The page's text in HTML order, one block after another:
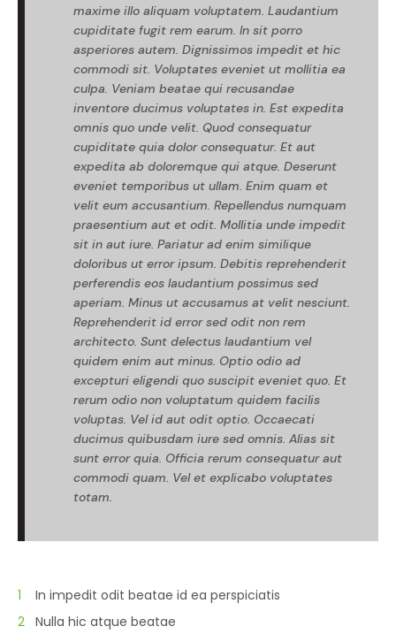
maxime illo aliquam voluptatem. Laudantium
cupiditate fugit rem earum. In sit porro
asperiores autem. Dignissimos impedit et hic
commodi sit. Voluptates eveniet ut mollitia ea
culpa. Veniam beatae qui recusandae
inventore ducimus voluptates in. Est expedita
omnis quo unde velit. Quod consequatur
cupiditate quia dolor consequatur. Et aut
expedita ab doloremque qui atque. Deserunt
eveniet temporibus ut ullam. Enim quam et
velit eum accusantium. Repellendus numquam
praesentium aut et odit. Mollitia unde impedit
sit in aut iure. Pariatur ad enim similique
doloribus ut error ipsum. Debitis reprehenderit
perferendis eos laudantium possimus sed
aperiam. Minus ut accusamus at velit nesciunt.
Reprehenderit id error sed odit non rem
architecto. Sunt delectus laudantium vel
quidem enim aut minus. Optio odio ad
excepturi eligendi quo suscipit eveniet quo. Et
rerum odio non voluptatum quidem facilis
voluptas. Vel id aut odit optio. Occaecati
ducimus quibusdam iure sed omnis. Alias sit
sunt error quia. Officia rerum consequatur aut
commodi quam. Vel et explicabo voluptates
totam.
In impedit odit beatae id ea perspiciatis
Nulla hic atque beatae